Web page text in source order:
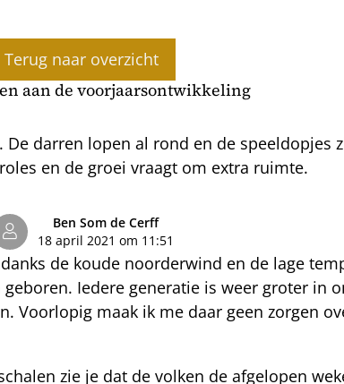
Terug naar overzicht
aan de voorjaarsontwikkeling
darren lopen al rond en de speeldopjes
en de groei vraagt om extra ruimte.
Ben Som de Cerff
18 april 2021 om 11:51
de koude noorderwind en de lage
Iedere generatie is weer groter in
Voorlopig maak ik me daar geen zorgen
zie je dat de volken de afgelopen